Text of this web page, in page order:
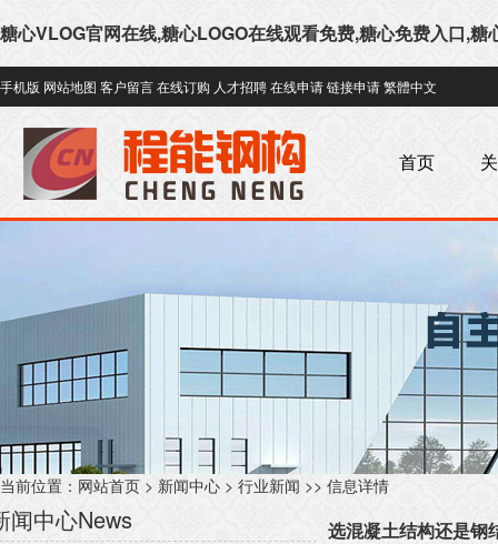
糖心VLOG官网在线,糖心LOGO在线观看免费,糖心免费入口,糖
手机版 网站地图 客户留言在线订购 人才招聘在线申请链接申请繁體中文
首页
当前位置： 网站首页 > 新闻中心 > 行业新闻 >> 信息详情
闻中心News 选混凝土结构还是钢结